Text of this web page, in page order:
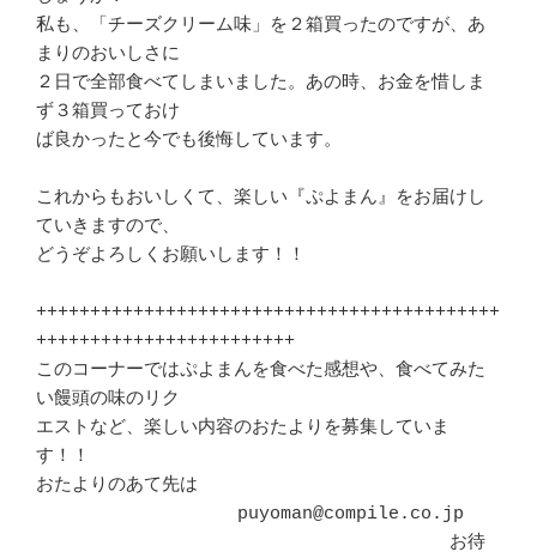
私も、「チーズクリーム味」を２箱買ったのですが、あ
まりのおいしさに
２日で全部食べてしまいました。あの時、お金を惜しま
ず３箱買っておけ
ば良かったと今でも後悔しています。
これからもおいしくて、楽しい『ぷよまん』をお届けし
ていきますので、
どうぞよろしくお願いします！！
+++++++++++++++++++++++++++++++++++++++++++
++++++++++++++++++++++++
このコーナーではぷよまんを食べた感想や、食べてみた
い饅頭の味のリク
エストなど、楽しい内容のおたよりを募集していま
す！！
おたよりのあて先は
puyoman@compile.co.jp
お待